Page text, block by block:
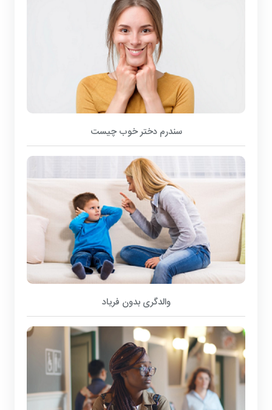
سندرم دختر خوب چیست
والدگری بدون فریاد